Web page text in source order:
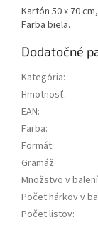
Kartón 50 x 70
Farba biela.
Dodatočné
Kategória:
Hmotnosť:
EAN:
Farba:
Formát:
Gramáž:
Množstvo v balení
Počet hárkov v
Počet listov: